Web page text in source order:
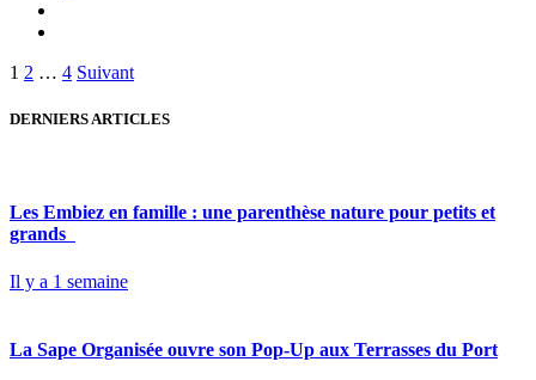
Pagination
des
1 2 … 4 Suivant
DERNIERS ARTICLES
Les Embiez en famille : une parenthèse nature pour petits et
grands
Il y a 1 semaine
La Sape Organisée ouvre son Pop-Up aux Terrasses du Port